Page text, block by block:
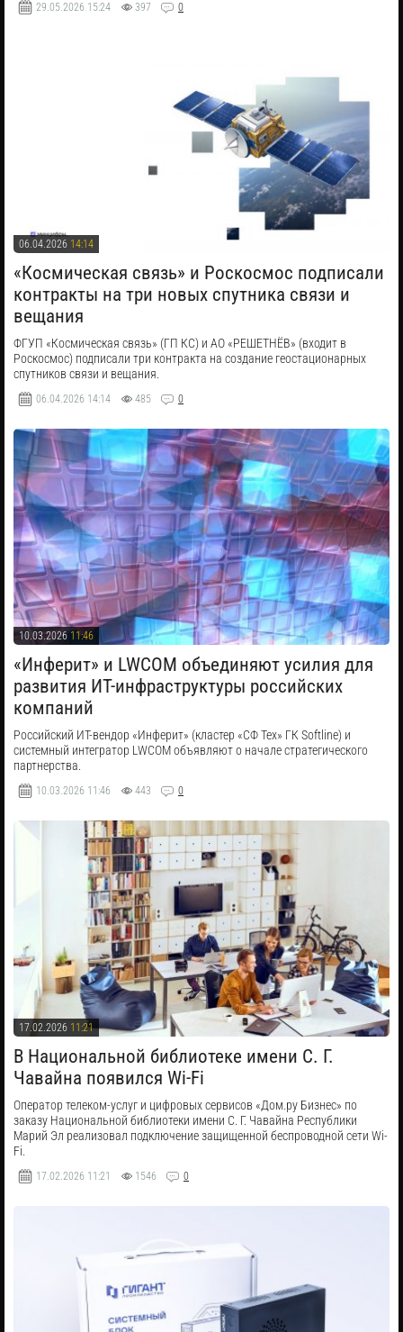
29.05.2026 15:24 397 0
06.04.2026 14:14
«Космическая связь» и Роскосмос подписали
контракты на три новых спутника связи и
вещания
ФГУП «Космическая связь» (ГП КС) и АО «РЕШЕТНЁВ» (входит в
Роскосмос) подписали три контракта на создание геостационарных
спутников связи и вещания.
06.04.2026 14:14 485 0
10.03.2026 11:46
«Инферит» и LWCOM объединяют усилия для
развития ИТ-инфраструктуры российских
компаний
​Российский ИТ-вендор «Инферит» (кластер «СФ Тех» ГК Softline) и
системный интегратор LWCOM объявляют о начале стратегического
партнерства.
10.03.2026 11:46 443 0
17.02.2026 11:21
В Национальной библиотеке имени С. Г.
Чавайна появился Wi-Fi
Оператор телеком-услуг и цифровых сервисов «Дом.ру Бизнес» по
заказу Национальной библиотеки имени С. Г. Чавайна Республики
Марий Эл реализовал подключение защищенной беспроводной сети Wi-
Fi.
17.02.2026 11:21 1546 0